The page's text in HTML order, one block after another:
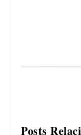
Posts